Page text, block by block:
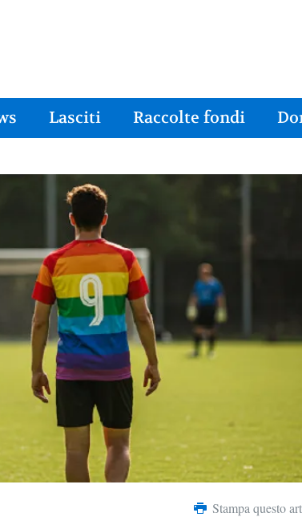
Lasciti Raccolte fondi
Stampa questo